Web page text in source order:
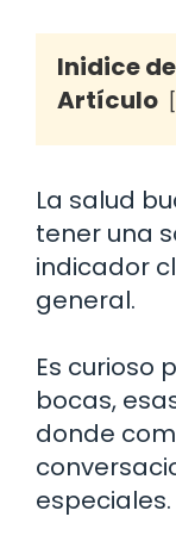
Inidice
Artículo
La salud
tener una
indicador
general.
Es curioso
bocas,
donde
especiales.